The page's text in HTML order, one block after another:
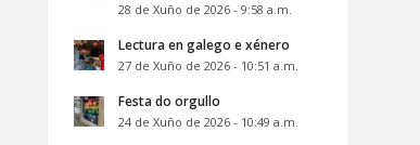
28 de Xuño de 2026 - 9:58 a.m.
Lectura en galego e xénero
27 de Xuño de 2026 - 10:51 a.m.
Festa do orgullo
24 de Xuño de 2026 - 10:49 a.m.